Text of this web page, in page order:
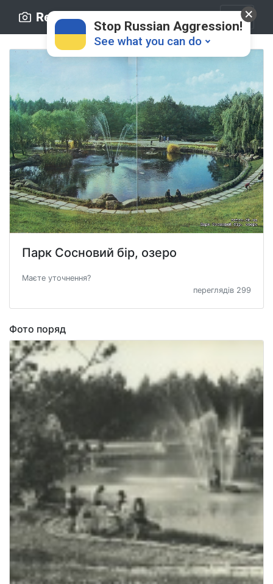
Retro.ck.ua
Парк Сосновий бір, озеро
Маєте уточнення?
переглядів 299
Фото поряд
Stop Russian Aggression!
See what you can do
Donate 💸
Support Ukraine ❤
Share this widget